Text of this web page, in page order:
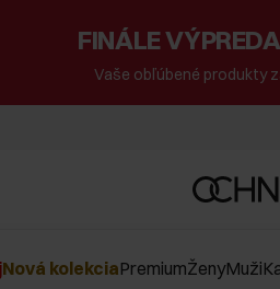
FINÁLE
Vaše obľúbené produkty
Nová kolekciaPremiumŽenyMuži